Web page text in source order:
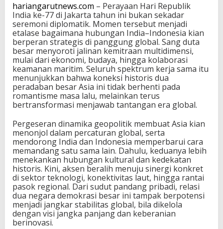
hariangarutnews.com – Perayaan Hari Republik
India ke-77 di Jakarta tahun ini bukan sekadar
seremoni diplomatik. Momen tersebut menjadi
etalase bagaimana hubungan India–Indonesia kian
berperan strategis di panggung global. Sang duta
besar menyoroti jalinan kemitraan multidimensi,
mulai dari ekonomi, budaya, hingga kolaborasi
keamanan maritim. Seluruh spektrum kerja sama itu
menunjukkan bahwa koneksi historis dua
peradaban besar Asia ini tidak berhenti pada
romantisme masa lalu, melainkan terus
bertransformasi menjawab tantangan era global.
Pergeseran dinamika geopolitik membuat Asia kian
menonjol dalam percaturan global, serta
mendorong India dan Indonesia memperbarui cara
memandang satu sama lain. Dahulu, keduanya lebih
menekankan hubungan kultural dan kedekatan
historis. Kini, aksen beralih menuju sinergi konkret
di sektor teknologi, konektivitas laut, hingga rantai
pasok regional. Dari sudut pandang pribadi, relasi
dua negara demokrasi besar ini tampak berpotensi
menjadi jangkar stabilitas global, bila dikelola
dengan visi jangka panjang dan keberanian
berinovasi.